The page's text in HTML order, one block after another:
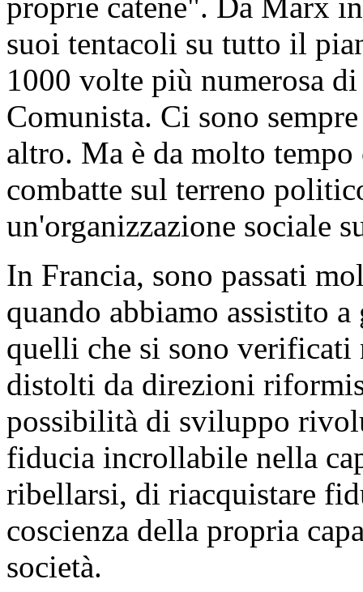
proprie catene". Da Marx
suoi tentacoli su tutto il
1000 volte più numerosa
Comunista. Ci sono
altro. Ma è da molto tempo
combatte sul terreno
un'organizzazione sociale
In Francia, sono passati
quando abbiamo assistito
quelli che si sono verificati
distolti da direzioni
possibilità di sviluppo
fiducia incrollabile nella
ribellarsi, di riacquistare
coscienza della propria
società.